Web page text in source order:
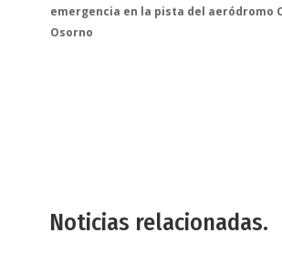
emergencia en la pista del aeródromo
Osorno
Noticias relacionadas.